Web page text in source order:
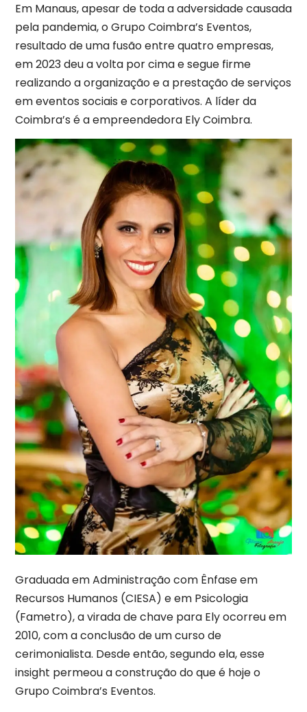
Em Manaus, apesar de toda a adversidade causada
pela pandemia, o Grupo Coimbra’s Eventos,
resultado de uma fusão entre quatro empresas,
em 2023 deu a volta por cima e segue firme
realizando a organização e a prestação de serviços
em eventos sociais e corporativos. A líder da
Coimbra’s é a empreendedora Ely Coimbra.
Graduada em Administração com Ênfase em
Recursos Humanos (CIESA) e em Psicologia
(Fametro), a virada de chave para Ely ocorreu em
2010, com a conclusão de um curso de
cerimonialista. Desde então, segundo ela, esse
insight permeou a construção do que é hoje o
Grupo Coimbra’s Eventos.